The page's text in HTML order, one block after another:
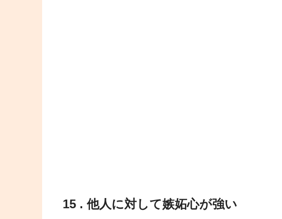
15 . 他人に対して嫉妬心が強い